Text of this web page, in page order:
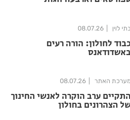
בתי לוין 08.07.26
לחולון: הורה רעים
מערכת האתר 08.07.26
התקיים ערב הוקרה לאנשי החינוך
הצהרונים בחולון